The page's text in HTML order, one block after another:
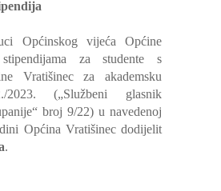
Općinskog vijeća Općine
za studente s
Vratišinec za akademsku
2023. („Službeni glasnik
broj 9/22) u navedenoj
Općina Vratišinec dodijelit
.